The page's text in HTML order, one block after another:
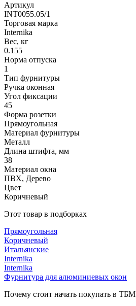
Артикул
INT0055.05/1
Торговая марка
Internika
Вес, кг
0.155
Норма отпуска
1
Тип фурнитуры
Ручка оконная
Угол фиксации
45
Форма розетки
Прямоугольная
Материал фурнитуры
Металл
Длина штифта, мм
38
Материал окна
ПВХ, Дерево
Цвет
Коричневый
Этот товар в подборках
Прямоугольная
Коричневый
Итальянские
Internika
Internika
Фурнитура для алюминиевых окон
Почему стоит начать покупать в ТБМ